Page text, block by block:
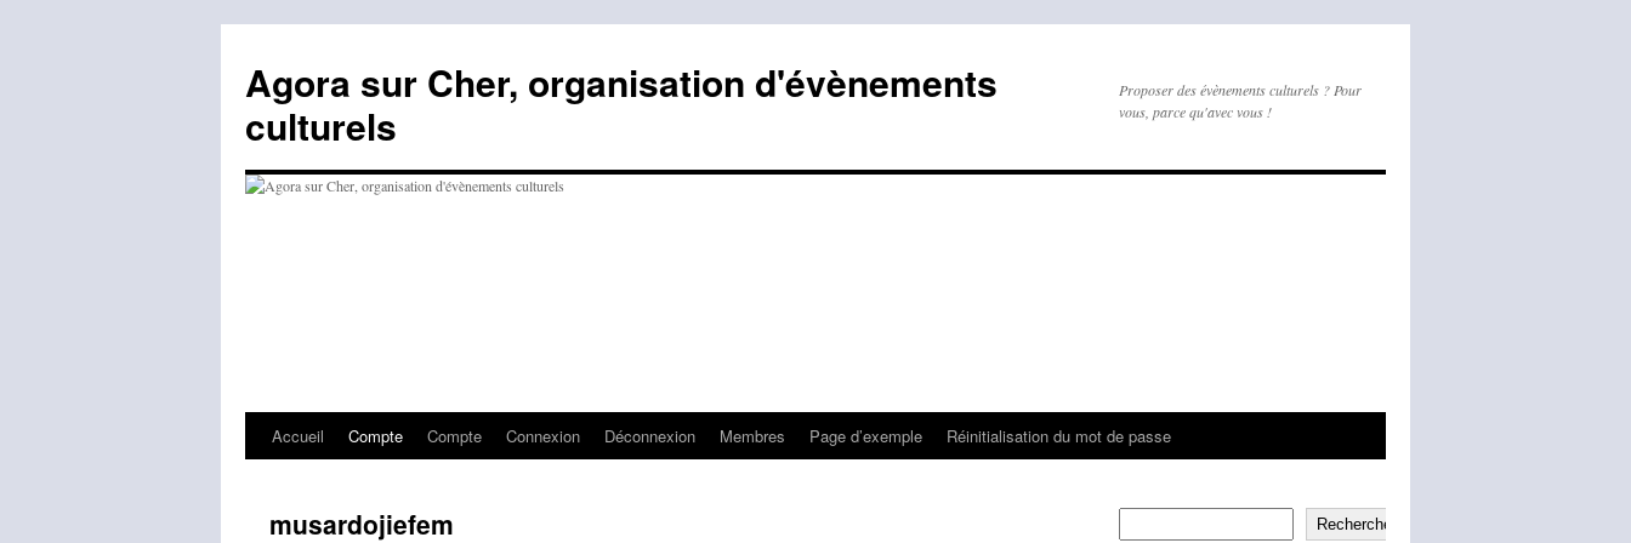
Agora sur Cher, organisation d'évènements
culturels
Proposer des évènements culturels ? Pour
vous, parce qu'avec vous !
Aller
contenu
Accueil Compte Compte Connexion Déconnexion Membres Page d’exemple Réinitialisation du mot de passe
musardojiefem Rechercher